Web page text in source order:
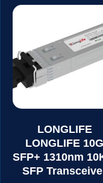
LONGLIFE
LONGLIFE 10G
SFP+ 1310nm
SFP